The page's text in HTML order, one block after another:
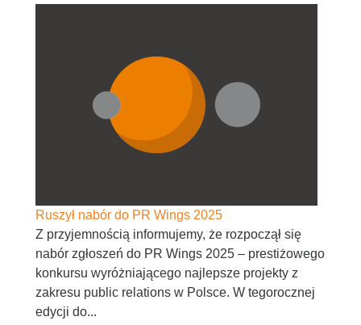
Ruszył nabór do PR Wings 2025
Z przyjemnością informujemy, że rozpoczął się
nabór zgłoszeń do PR Wings 2025 – prestiżowego
konkursu wyróżniającego najlepsze projekty z
zakresu public relations w Polsce. W tegorocznej
edycji do...